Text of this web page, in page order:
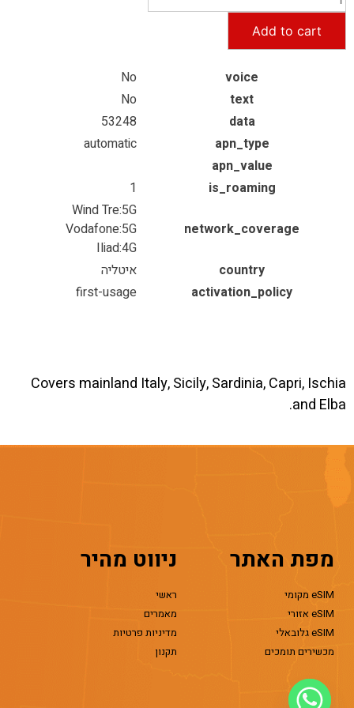
Add to cart
voice
No
text
No
data
53248
apn_type
automatic
apn_value
is_roaming
1
network_coverage
Wind Tre:5G
Vodafone:5G
Iliad:4G
country
איטליה
activation_policy
first-usage
Covers mainland Italy, Sicily, Sardinia, Capri, Ischia
and Elba.
מפת האתר
eSIM מקומי
eSIM אזורי
eSIM גלובאלי
מכשירים תומכים
ניווט מהיר
ראשי
מאמרים
מדיניות פרטיות
תקנון